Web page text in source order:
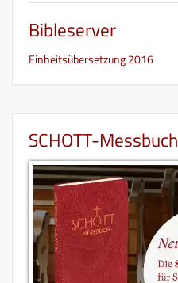
Bibleserver
Einheitsübersetzung 2016
SCHOTT-Messbuch